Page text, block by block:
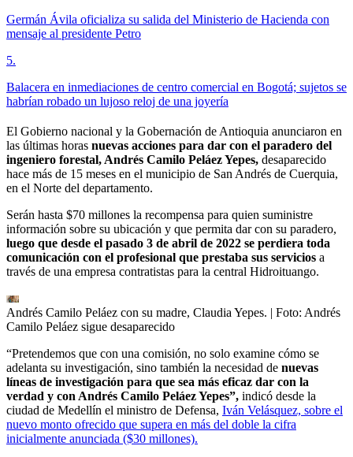
Germán Ávila oficializa su salida del Ministerio de Hacienda con
mensaje al presidente Petro
5.
Balacera en inmediaciones de centro comercial en Bogotá; sujetos se
habrían robado un lujoso reloj de una joyería
El Gobierno nacional y la Gobernación de Antioquia anunciaron en
las últimas horas nuevas acciones para dar con el paradero del
ingeniero forestal, Andrés Camilo Peláez Yepes, desaparecido
hace más de 15 meses en el municipio de San Andrés de Cuerquia,
en el Norte del departamento.
Serán hasta $70 millones la recompensa para quien suministre
información sobre su ubicación y que permita dar con su paradero,
luego que desde el pasado 3 de abril de 2022 se perdiera toda
comunicación con el profesional que prestaba sus servicios a
través de una empresa contratistas para la central Hidroituango.
Andrés Camilo Peláez con su madre, Claudia Yepes. | Foto: Andrés
Camilo Peláez sigue desaparecido
“Pretendemos que con una comisión, no solo examine cómo se
adelanta su investigación, sino también la necesidad de nuevas
líneas de investigación para que sea más eficaz dar con la
verdad y con Andrés Camilo Peláez Yepes”, indicó desde la
ciudad de Medellín el ministro de Defensa, Iván Velásquez, sobre el
nuevo monto ofrecido que supera en más del doble la cifra
inicialmente anunciada ($30 millones).